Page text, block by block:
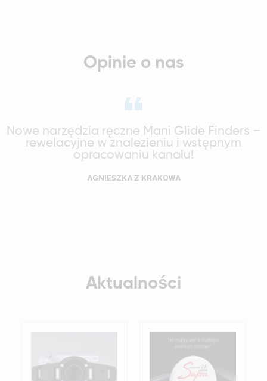
Opinie o nas
Nowe narzędzia ręczne Mani Glide Finders –
rewelacyjne w znalezieniu i wstępnym
opracowaniu kanału!
AGNIESZKA Z KRAKOWA
Aktualności